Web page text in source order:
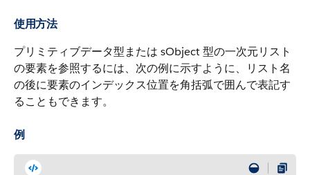
使用方法
プリミティブデータ型または sObject 型の一次元リスト
の要素を参照するには、次の例に示すように、リスト名
の後に要素のインデックス位置を角括弧で囲んで表記す
ることもできます。
例